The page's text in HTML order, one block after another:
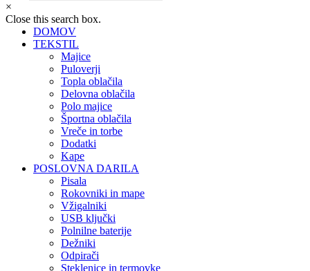
×
Close this search box.
DOMOV
TEKSTIL
Majice
Puloverji
Topla oblačila
Delovna oblačila
Polo majice
Športna oblačila
Vreče in torbe
Dodatki
Kape
POSLOVNA DARILA
Pisala
Rokovniki in mape
Vžigalniki
USB ključki
Polnilne baterije
Dežniki
Odpirači
Steklenice in termovke